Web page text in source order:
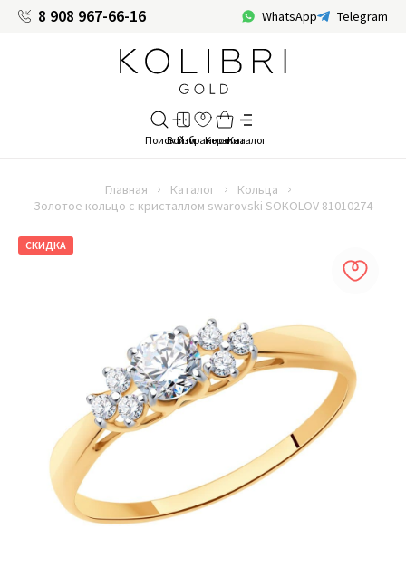
8 908 967-66-16 WhatsApp Telegram
Главная Каталог
Кольца
Золотое кольцо с кристаллом swarovski SOKOLOV 81010274
СКИДКА